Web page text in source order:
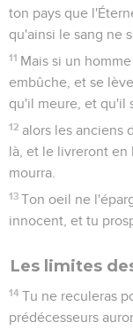
ton pays que
qu'ainsi le sang ne
11 Mais si un
embûche, et se
qu'il meure, et qu'il
12 alors les anciens
là, et le livreront en
mourra.
13 Ton oeil ne
innocent, et tu
Les limites
14 Tu ne reculeras
prédécesseurs